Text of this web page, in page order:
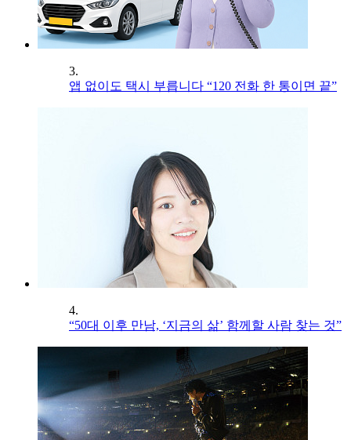
3.
앱 없이도 택시 부릅니다 “120 전화 한 통이면 끝”
4.
“50대 이후 만남, ‘지금의 삶’ 함께할 사람 찾는 것”